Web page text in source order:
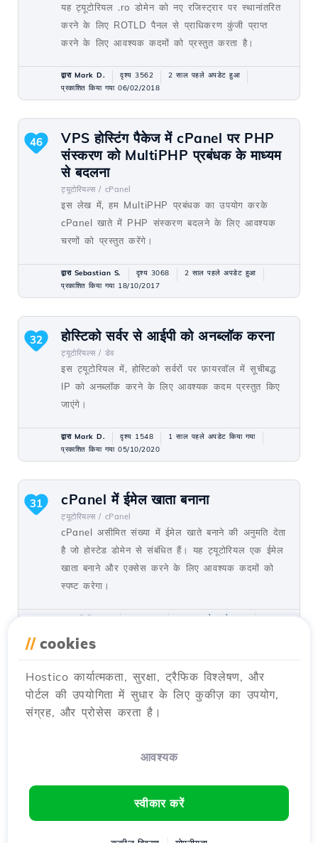
यह ट्यूटोरियल .ro डोमेन को नए रजिस्ट्रार पर स्थानांतरित
करने के लिए ROTLD पैनल से प्राधिकरण कुंजी प्राप्त
करने के लिए आवश्यक कदमों को प्रस्तुत करता है।
द्वारा Mark D. दृश्य 3562
2 साल पहले अपडेट हुआ
प्रकाशित किया गया 06/02/2018
VPS होस्टिंग पैकेज में cPanel पर PHP
संस्करण को MultiPHP प्रबंधक के माध्यम
से बदलना
ट्यूटोरियल्स / cPanel
इस लेख में, हम MultiPHP प्रबंधक का उपयोग करके
cPanel खाते में PHP संस्करण बदलने के लिए आवश्यक
चरणों को प्रस्तुत करेंगे।
46
द्वारा Sebastian S. दृश्य 3068
2 साल पहले अपडेट हुआ
प्रकाशित किया गया 18/10/2017
होस्टिको सर्वर से आईपी को अनब्लॉक करना
ट्यूटोरियल्स / डेव
इस ट्यूटोरियल में, होस्टिको सर्वरों पर फ़ायरवॉल में सूचीबद्ध
IP को अनब्लॉक करने के लिए आवश्यक कदम प्रस्तुत किए
जाएंगे।
32
द्वारा Mark D. दृश्य 1548
1 साल पहले अपडेट किया गया
प्रकाशित किया गया 05/10/2020
cPanel में ईमेल खाता बनाना
ट्यूटोरियल्स / cPanel
cPanel असीमित संख्या में ईमेल खाते बनाने की अनुमति देता
है जो होस्टेड डोमेन से संबंधित हैं। यह ट्यूटोरियल एक ईमेल
खाता बनाने और एक्सेस करने के लिए आवश्यक कदमों को
स्पष्ट करेगा।
31
द्वारा Cătălin A. दृश्य 5931
2 साल पहले अपडेट हुआ
द्वितीयक संपर्क (संबंधित संपर्क) जोड़ना
ट्यूटोरियल्स / व्यापारिक
एक ग्राहक खाते में एक सेकंडरी संपर्क जोड़ें होस्टिको सरल
27
दृश्य 3157
2 साल पहले अपडेट हुआ
// cookies
Hostico कार्यात्मकता, सुरक्षा, ट्रैफिक विश्लेषण, और
पोर्टल की उपयोगिता में सुधार के लिए कुकीज़ का उपयोग,
संग्रह, और प्रोसेस करता है।
आवश्यक
स्वीकार करें